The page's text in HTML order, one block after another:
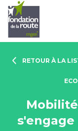
RETOUR À LA